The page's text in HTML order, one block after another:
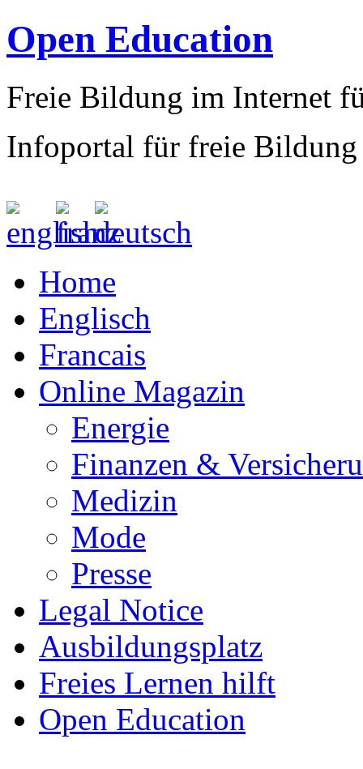
Open Education
Freie Bildung im Internet
Infoportal für freie Bildung
Home
Englisch
Francais
Online Magazin
Energie
Finanzen &
Medizin
Mode
Presse
Legal Notice
Ausbildungsplatz
Freies Lernen hilft
Open Education